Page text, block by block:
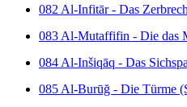
082 Al-Infitār - Das
083 Al-Mutaffifin - Die das
084 Al-Inšiqāq - Das
085 Al-Burūğ - Die Türme